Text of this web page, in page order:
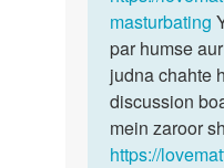
Rahul
masturbating
par humse
judna chahte
discussion
mein zaroor
https://